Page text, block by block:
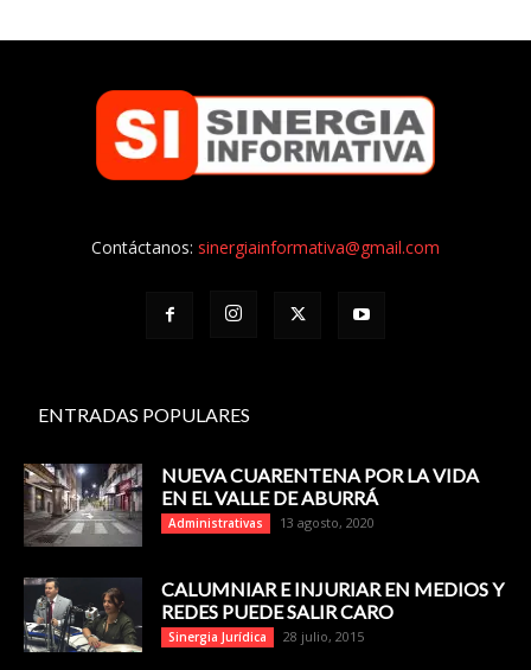
Contáctanos: sinergiainformativa@gmail.com
ENTRADAS POPULARES
NUEVA CUARENTENA POR LA VIDA
EN EL VALLE DE ABURRÁ
Administrativas 13 agosto, 2020
CALUMNIAR E INJURIAR EN MEDIOS Y
REDES PUEDE SALIR CARO
Sinergia Jurídica 28 julio, 2015